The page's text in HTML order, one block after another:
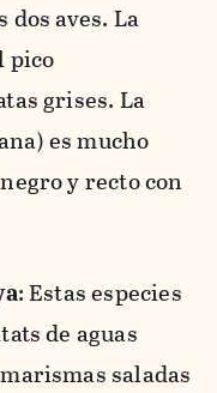
dos aves. La
pico
grises. La
es mucho
y recto con
: Estas especies
de aguas
saladas